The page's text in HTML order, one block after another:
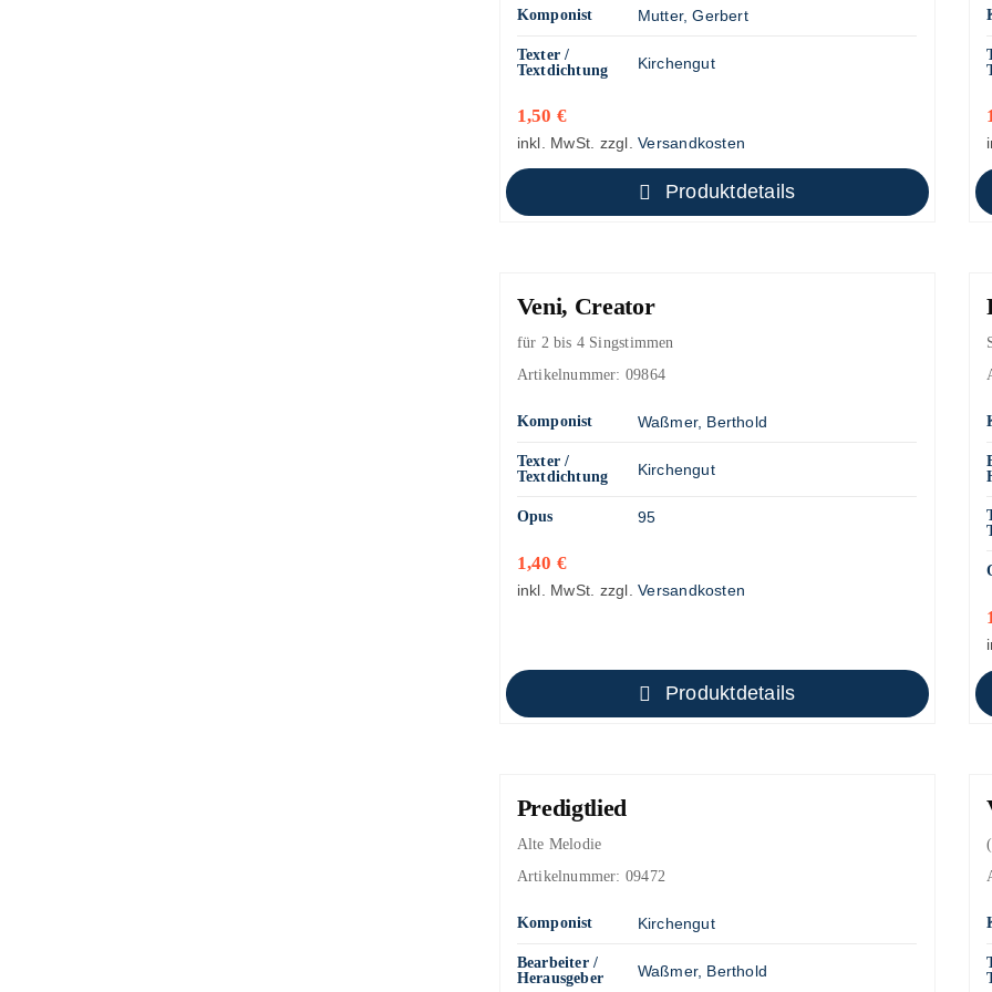
Komponist Mutter, Gerbert
Texter /
Textdichtung
Kirchengut
1,50€
inkl. MwSt. zzgl.Versandkosten
Produktdetails
Veni, Creator
für 2 bis 4 Singstimmen
Artikelnummer: 09864
Komponist Waßmer, Berthold
Texter /
Textdichtung
Kirchengut
Opus 95
1,40€
inkl. MwSt. zzgl.Versandkosten
Produktdetails
Predigtlied
Alte Melodie
Artikelnummer: 09472
Komponist Kirchengut
Bearbeiter /
Herausgeber
Waßmer, Berthold